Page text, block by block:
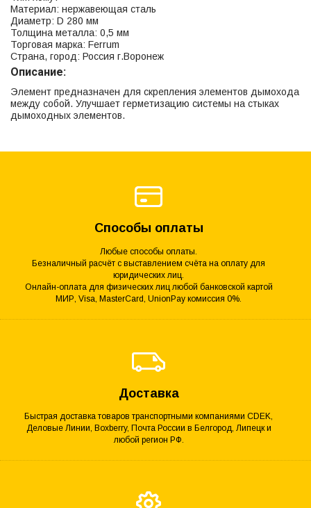
Материал: нержавеющая сталь
Диаметр: D 280 мм
Толщина металла: 0,5 мм
Торговая марка: Ferrum
Страна, город: Россия г.Воронеж
Описание:
Элемент предназначен для скрепления элементов дымохода
между собой. Улучшает герметизацию системы на стыках
дымоходных элементов.
Способы оплаты
Любые способы оплаты.
Безналичный расчёт с выставлением счёта на оплату для
юридических лиц.
Онлайн-оплата для физических лиц любой банковской картой
МИР, Visa, MasterCard, UnionPay комиссия 0%.
Доставка
Быстрая доставка товаров транспортными компаниями CDEK,
Деловые Линии, Boxberry, Почта России в Белгород, Липецк и
любой регион РФ.